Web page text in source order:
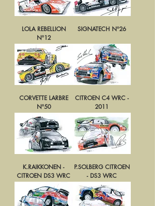
LOLA REBELLION
N°12
SIGNATECH N°26
CORVETTE LARBRE
N°50
CITROEN C4 WRC -
2011
K.RAIKKONEN -
CITROEN DS3 WRC
P.SOLBERG CITROEN
- DS3 WRC